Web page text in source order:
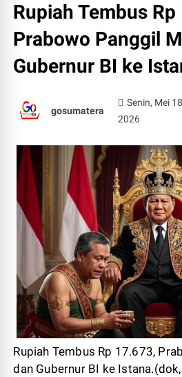
Rupiah Tembus
Prabowo Panggil
Gubernur BI ke
gosumatera
Senin, Mei
2026
Rupiah Tembus Rp 17.673,
dan Gubernur BI ke